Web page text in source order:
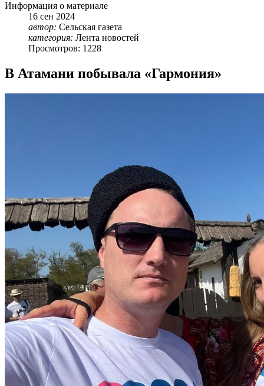
Информация о материале
16 сен 2024
автор: Сельская газета
категория: Лента новостей
Просмотров: 1228
В Атамани побывала «Гармония»